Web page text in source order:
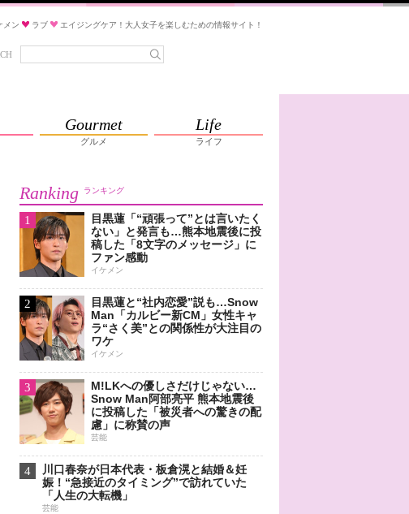
メン ラブ エイジングケア！大人女子を楽しむための情報サイト！
Gourmet
グルメ
Life
ライフ
Ranking ランキング
1
目黒蓮「“頑張って”とは言いたく
ない」と発言も…熊本地震後に投
稿した「8文字のメッセージ」に
ファン感動
イケメン
2
目黒蓮と“社内恋愛”説も…Snow
Man「カルビー新CM」女性キャ
ラ“さく美”との関係性が大注目の
ワケ
イケメン
3
M!LKへの優しさだけじゃない…
Snow Man阿部亮平 熊本地震後
に投稿した「被災者への驚きの配
慮」に称賛の声
芸能
4
川口春奈が日本代表・板倉滉と結婚＆妊
娠！“急接近のタイミング”で訪れていた
「人生の大転機」
芸能